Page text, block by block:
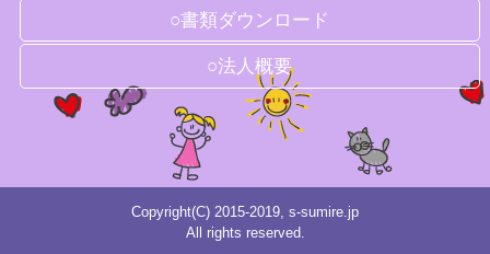
○書類ダウンロード
○法人概要
Copyright(C) 2015-2019, s-sumire.jp
All rights reserved.